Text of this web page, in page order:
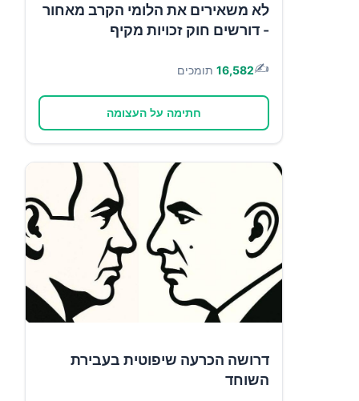
לא משאירים את הלומי הקרב מאחור
- דורשים חוק זכויות מקיף
✍️
16,582 תומכים
חתימה על העצומה
דרושה הכרעה שיפוטית בעבירת
השוחד